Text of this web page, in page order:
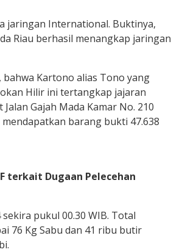
jaringan International. Buktinya,
Riau berhasil menangkap jaringan
Kartono alias Tono yang
Hilir ini tertangkap jajaran
Gajah Mada Kamar No. 210
barang bukti 47.638
terkait Dugaan Pelecehan
pukul 00.30 WIB. Total
76 Kg Sabu dan 41 ribu butir